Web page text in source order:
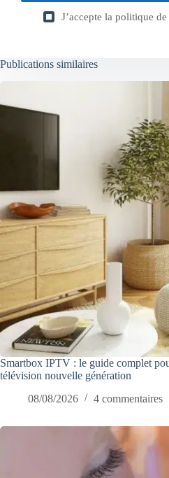
J’accepte la politique
Publications similaires
Smartbox IPTV : le guide complet
télévision nouvelle génération
08/08/2026
4 commentaires